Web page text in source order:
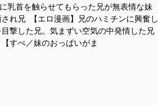
乳首を触らせてもらった兄が無表情な妹
れ兄  【エロ漫画】兄のハミチンに興奮し
撃した兄。気まずい空気の中発情した兄
すぺ／妹のおっぱいがま